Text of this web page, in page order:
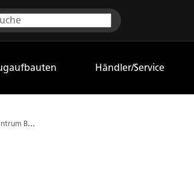
Händler/Service
Hausmesse Anhänger-Zentrum BAUMANN